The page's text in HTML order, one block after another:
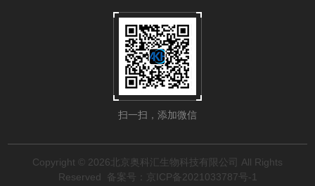
扫一扫，添加微信
Copyright © 2026北京奥科汇生物科技有限公司 All Rights
Reserved
备案号：京ICP备2021033787号-1